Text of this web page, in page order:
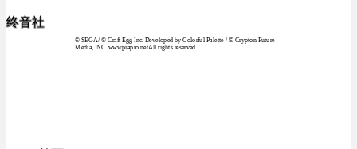
终音社
© SEGA / © Craft Egg Inc. Developed by Colorful Palette / © Crypton Future
Media, INC. www.piapro.netAll rights reserved.